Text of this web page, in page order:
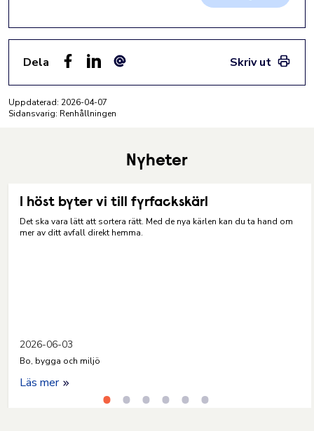
Dela
Skriv ut
Uppdaterad: 2026-04-07
Sidansvarig: Renhållningen
Nyheter
I höst byter vi till fyrfackskärl
Det ska vara lätt att sortera rätt. Med de nya kärlen kan du ta hand om
mer av ditt avfall direkt hemma.
2026-06-03
Bo, bygga och miljö
Läs mer